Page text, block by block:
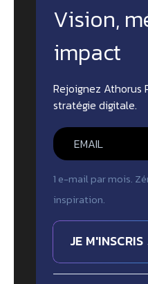
Vision,
impact
Rejoignez Athorus
stratégie digitale.
1 e-mail par mois.
inspiration.
JE